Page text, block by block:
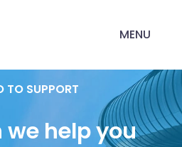
MENU
TO SUPPORT
we help you